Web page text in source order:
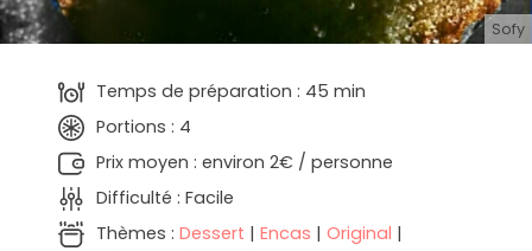
Sofy
Temps de préparation : 45 min
Portions : 4
Prix moyen : environ 2€ / personne
Difficulté : Facile
Thèmes : Dessert | Encas | Original |